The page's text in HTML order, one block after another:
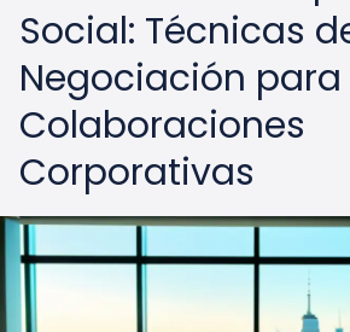
Social: Técnicas
Negociación para
Colaboraciones
Corporativas